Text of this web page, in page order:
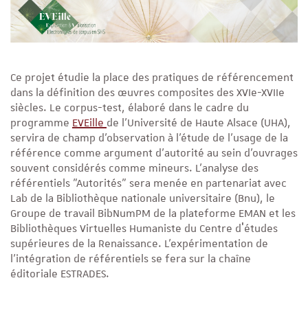
Ce projet étudie la place des pratiques de référencement
dans la définition des œuvres composites des XVIe-XVIIe
siècles. Le corpus-test, élaboré dans le cadre du
programme EVEille de l’Université de Haute Alsace (UHA),
servira de champ d’observation à l’étude de l’usage de la
référence comme argument d’autorité au sein d’ouvrages
souvent considérés comme mineurs. L’analyse des
référentiels "Autorités" sera menée en partenariat avec
Lab de la Bibliothèque nationale universitaire (Bnu), le
Groupe de travail BibNumPM de la plateforme EMAN et les
Bibliothèques Virtuelles Humaniste du Centre dʹétudes
supérieures de la Renaissance. L’expérimentation de
l’intégration de référentiels se fera sur la chaîne
éditoriale ESTRADES.